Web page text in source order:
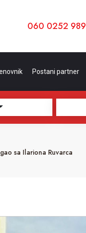
060 0252 989
Postani partner
sa Ilariona Ruvarca